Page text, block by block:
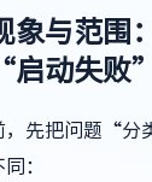
象与范围
启动失败”
，先把问题“分
：